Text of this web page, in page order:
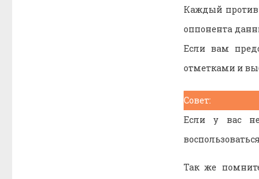
Каждый
оппонента
Если вам
отметками и
Совет:
Если у вас не
Так же